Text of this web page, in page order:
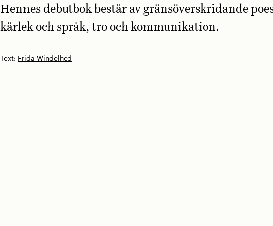
Text: Frida Windelhed
Hennes debutbok består av gränsöverskridande
kärlek och språk, tro och kommunikation.